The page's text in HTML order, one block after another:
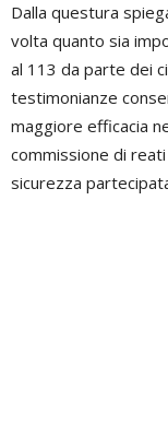
Dalla questura
volta quanto sia
al 113 da parte dei
testimonianze
maggiore efficacia
commissione di
sicurezza